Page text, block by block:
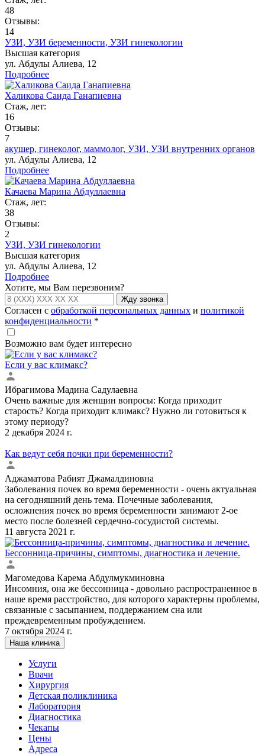
48
Отзывы:
14
УЗИ, УЗИ беременности, УЗИ гинекологии
Высшая категория
ул. Абдулы Алиева, 12
Подробнее
Халикова Саида Ганапиевна
Стаж, лет:
16
Отзывы:
7
акушер, гинеколог, маммолог, УЗИ, УЗИ внутренних органов
ул. Абдулы Алиева, 12
Подробнее
Качаева Марина Абдуллаевна
Стаж, лет:
38
Отзывы:
2
УЗИ, УЗИ гинекологии
Высшая категория
ул. Абдулы Алиева, 12
Подробнее
Хотите, мы Вам перезвоним?
Жду звонка
Согласен с обработкой персональных данных и политикой
конфиденциальности *
Возможно вам будет интересно
Если у вас климакс?
Ибрагимова Мадина Садулаевна
Очень важные для женщин вопросы: Когда приходит
старость? Когда приходит климакс? Нужно ли готовиться к
этому периоду?
2 декабря 2024 г.
Как ведут себя почки при беременности?
Аджаматова Рабият Джамалдиновна
Заболевания почек во время беременности - очень актуальная
на сегодняшний день тема. Почечные заболевания,
осложнения почек во время беременности занимают 2-ое
место после болезней сердечно-сосудистой системы.
11 августа 2021 г.
Бессонница-причины, симптомы, диагностика и лечение.
Магомедова Карема Абдулмукминовна
Инсомния, она же бессонница - довольно распространенное в
наше время расстройство, для которого характерны проблемы,
связанные с засыпанием, поддержанием сна или
преждевременным пробуждением.
7 октября 2024 г.
Наша клиника
Услуги
Врачи
Хирургия
Детская поликлиника
Лаборатория
Диагностика
Чекапы
Цены
Адреса